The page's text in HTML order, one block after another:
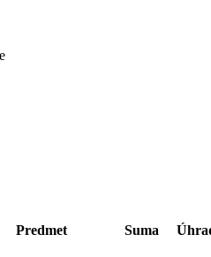
Predmet Suma